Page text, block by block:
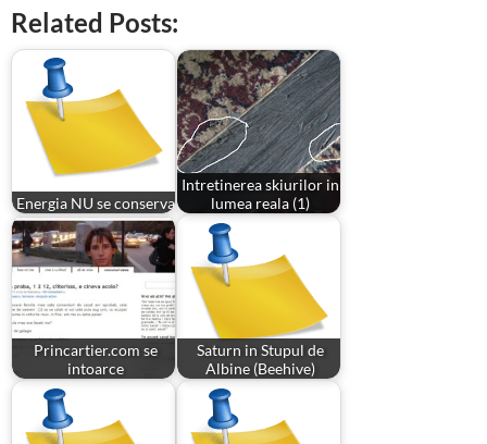
Related Posts:
Energia NU se conserva
Intretinerea skiurilor in
lumea reala (1)
Princartier.com se
intoarce
Saturn in Stupul de
Albine (Beehive)